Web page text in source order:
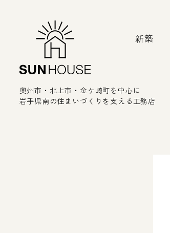
奥州市・北上市・金ケ崎町を中心に
岩手県南の住まいづくりを支える工務店
新築